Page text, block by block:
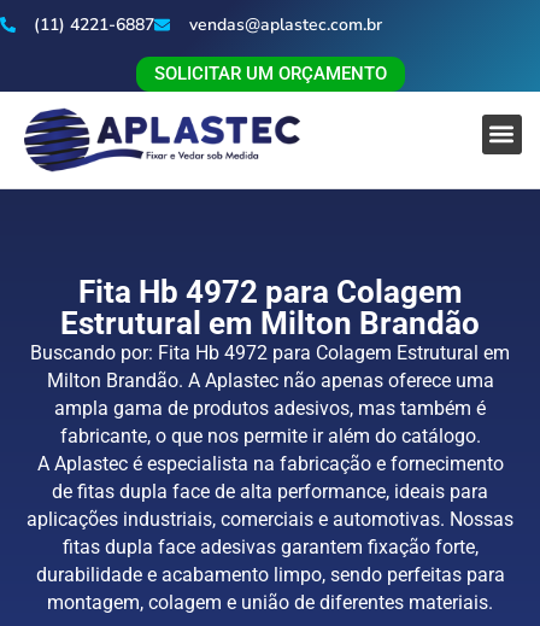
(11) 4221-6887 vendas@aplastec.com.br
SOLICITAR UM ORÇAMENTO
Fita Hb 4972 para Colagem
Estrutural em Milton Brandão
Buscando por: Fita Hb 4972 para Colagem Estrutural em
Milton Brandão. A Aplastec não apenas oferece uma
ampla gama de produtos adesivos, mas também é
fabricante, o que nos permite ir além do catálogo.
A Aplastec é especialista na fabricação e fornecimento
de fitas dupla face de alta performance, ideais para
aplicações industriais, comerciais e automotivas. Nossas
fitas dupla face adesivas garantem fixação forte,
durabilidade e acabamento limpo, sendo perfeitas para
montagem, colagem e união de diferentes materiais.